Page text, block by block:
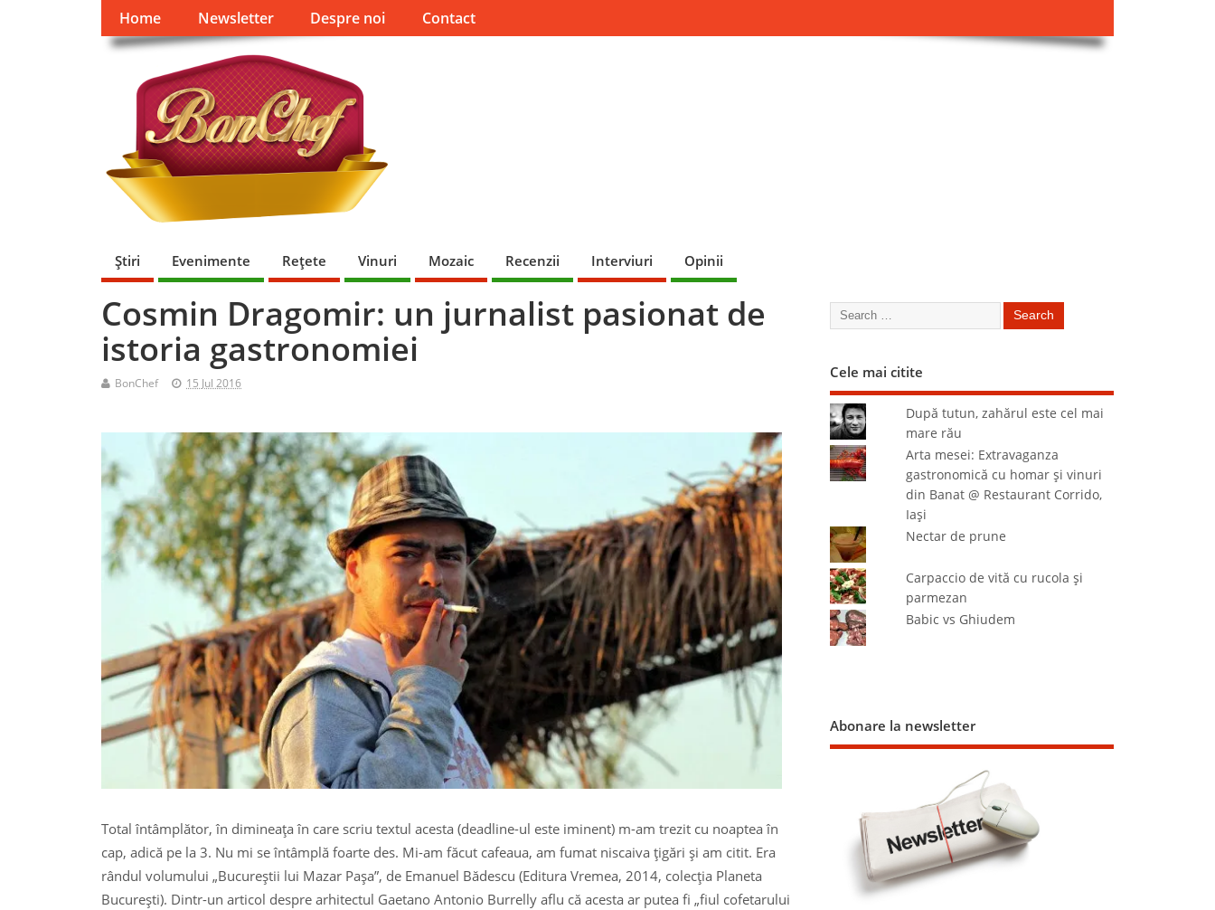
Home Newsletter Despre noi Contact
Ştiri Evenimente Reţete Vinuri Mozaic Recenzii Interviuri Opinii
Cosmin Dragomir: un jurnalist pasionat de
istoria gastronomiei
BonChef 15 Jul 2016
Total întâmplător, în dimineaţa în care scriu textul acesta (deadline-ul este iminent) m-am trezit cu noaptea în
cap, adică pe la 3. Nu mi se întâmplă foarte des. Mi-am făcut cafeaua, am fumat niscaiva ţigări şi am citit. Era
rândul volumului „Bucureştii lui Mazar Paşa”, de Emanuel Bădescu (Editura Vremea, 2014, colecţia Planeta
Bucureşti). Dintr-un articol despre arhitectul Gaetano Antonio Burrelly aflu că acesta ar putea fi „fiul cofetarului
Cele mai citite
După tutun, zahărul este cel mai
mare rău
Arta mesei: Extravaganza
gastronomică cu homar şi vinuri
din Banat @ Restaurant Corrido,
Iaşi
Nectar de prune
Carpaccio de vită cu rucola şi
parmezan
Babic vs Ghiudem
Abonare la newsletter